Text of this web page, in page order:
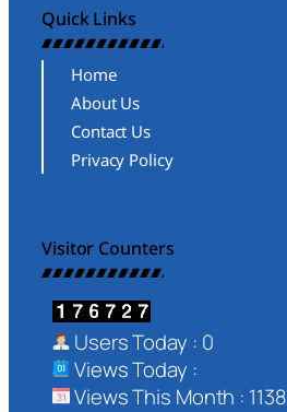
Quick Links
Home
About Us
Contact Us
Privacy Policy
Visitor Counters
Users Today : 0
Views Today :
Views This Month : 1138